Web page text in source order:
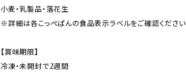
小麦・乳製品・落花生
※詳細は各こっぺぱんの食品表示ラベルをご確認ください
【賞味期限】
冷凍・未開封で2週間